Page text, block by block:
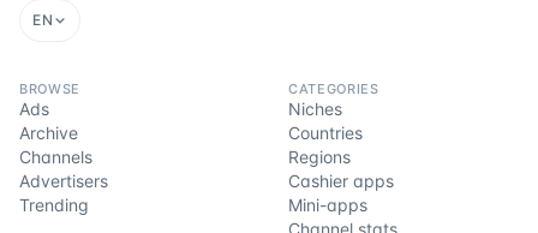
EN
BROWSE
Ads
Archive
Channels
Advertisers
Trending
CATEGORIES
Niches
Countries
Regions
Cashier apps
Mini-apps
Channel stats